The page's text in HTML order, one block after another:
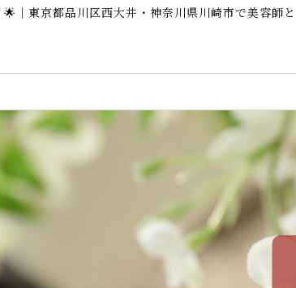
｜東京都品川区西大井・神奈川県川崎市で美容師